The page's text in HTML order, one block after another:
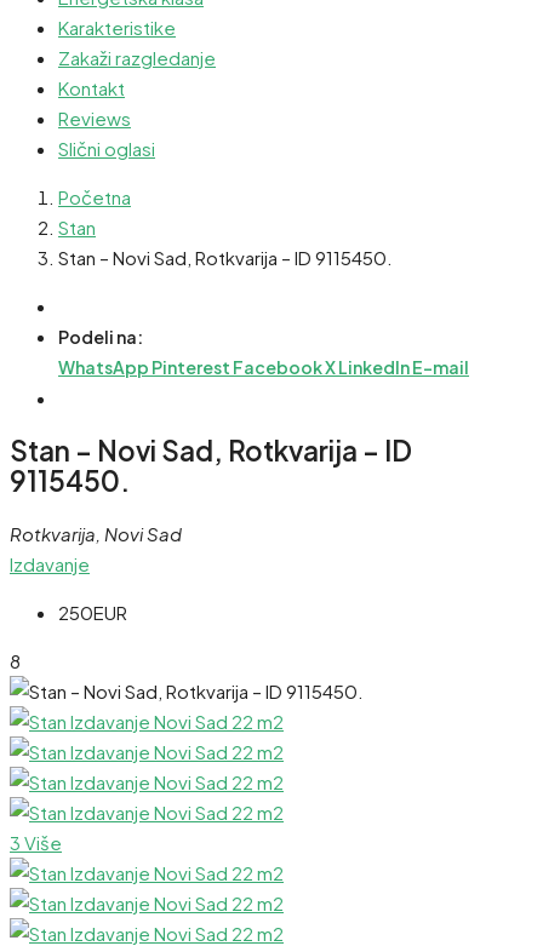
Karakteristike
Zakaži razgledanje
Kontakt
Reviews
Slični oglasi
Početna
Stan
Stan – Novi Sad, Rotkvarija – ID 9115450.
Podeli na:
WhatsApp Pinterest FacebookXLinkedInE-mail
Stan – Novi Sad, Rotkvarija – ID
9115450.
Rotkvarija, Novi Sad
Izdavanje
250EUR
8
3 Više